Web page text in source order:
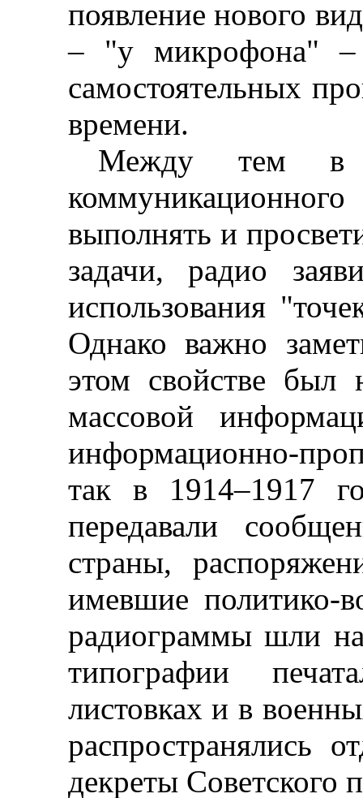
появление нового
–"у микрофона"–
самостоятельных
времени.
Между тем в
выполнять и
задачи, радио
использования
Однако важно
этом свойстве был
массовой
информационно-
так в 1914–1917
передавали
страны,
имевшие политико-
радиограммы шли
типографии
листовках и в
распространялись
декреты Советского